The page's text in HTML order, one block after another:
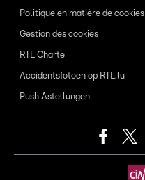
Politique en matière de cookies
Gestion des cookies
RTL Charte
Accidentsfotoen op RTL.lu
Push Astellungen